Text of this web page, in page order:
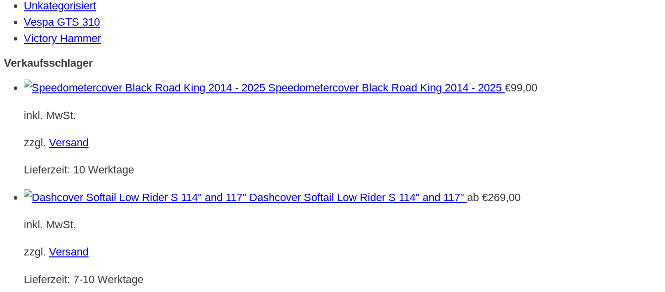
Unkategorisiert
Vespa GTS 310
Victory Hammer
Verkaufsschlager
Speedometercover Black Road King 2014 - 2025 €99,00
inkl. MwSt.
zzgl. Versand
Lieferzeit: 10 Werktage
Dashcover Softail Low Rider S 114" and 117" ab €269,00
inkl. MwSt.
zzgl. Versand
Lieferzeit: 7-10 Werktage